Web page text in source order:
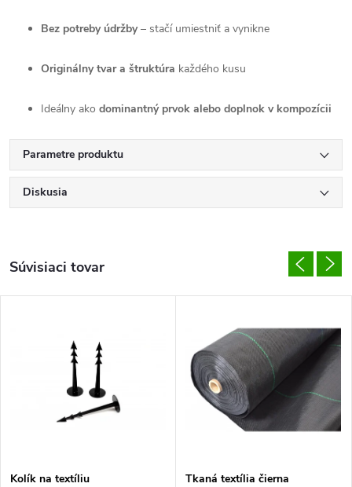
Bez potreby údržby– stačí umiestniť a vynikne
Originálny tvar a štruktúra každého kusu
Ideálny ako dominantný prvok alebo doplnok v kompozícii
Parametre produktu
Diskusia
Súvisiaci tovar
Kolík na textíliu Tkaná textília čierna